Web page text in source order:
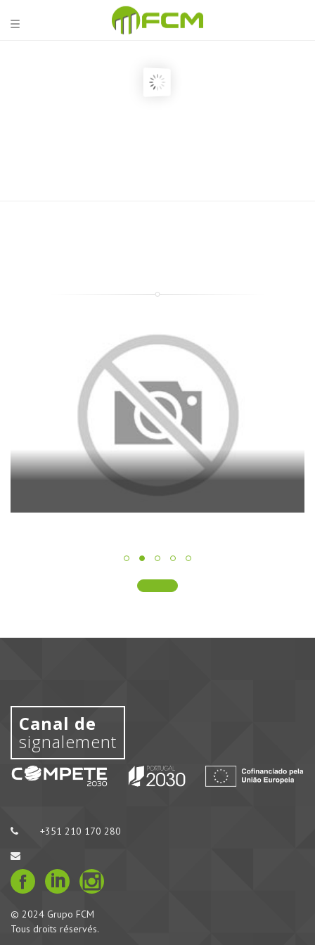
Canal de
signalement
+351 210 170 280
© 2024 Grupo FCM
Tous droits réservés.